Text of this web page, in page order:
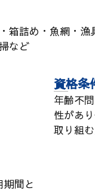
箱詰め・魚網・漁
など
資格条
年齢不
性があ
取り組
期間と